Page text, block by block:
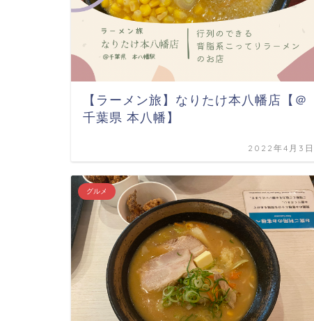
【ラーメン旅】なりたけ本八幡店【＠
千葉県 本八幡】
2022年4月3日
グルメ